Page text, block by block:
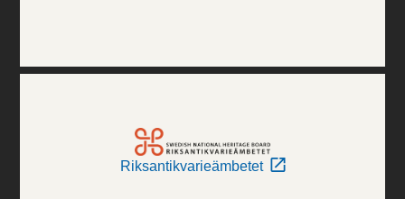
Riksantikvarieämbetet